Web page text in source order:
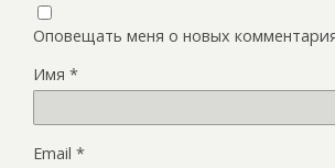
Оповещать меня о новых
Имя *
Email *